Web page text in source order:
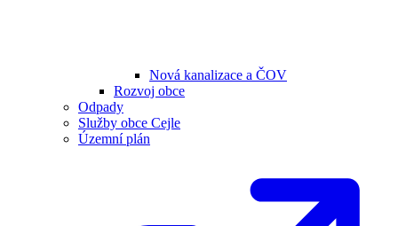
Nová kanalizace a ČOV
Rozvoj obce
Odpady
Služby obce Cejle
Územní plán